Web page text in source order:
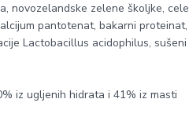
novozelandske zelene školjke, cele
pantotenat, bakarni proteinat,
Lactobacillus acidophilus, sušeni
iz ugljenih hidrata i 41% iz masti